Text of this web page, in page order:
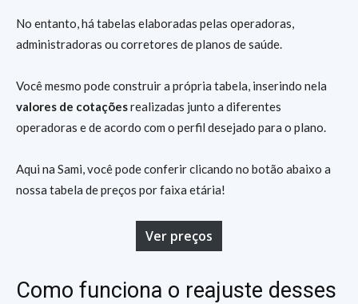
No entanto, há tabelas elaboradas pelas operadoras,
administradoras ou corretores de planos de saúde.
Você mesmo pode construir a própria tabela, inserindo nela
valores de cotaçõesrealizadas junto a diferentes
operadoras e de acordo com o perfil desejado para o plano.
Aqui na Sami, você pode conferir clicando no botão abaixo a
nossa tabela de preços por faixa etária!
Ver preços
Como funciona o reajuste desses